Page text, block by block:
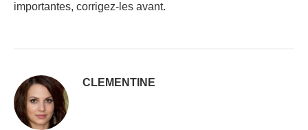
importantes, corrigez-les avant.
CLEMENTINE